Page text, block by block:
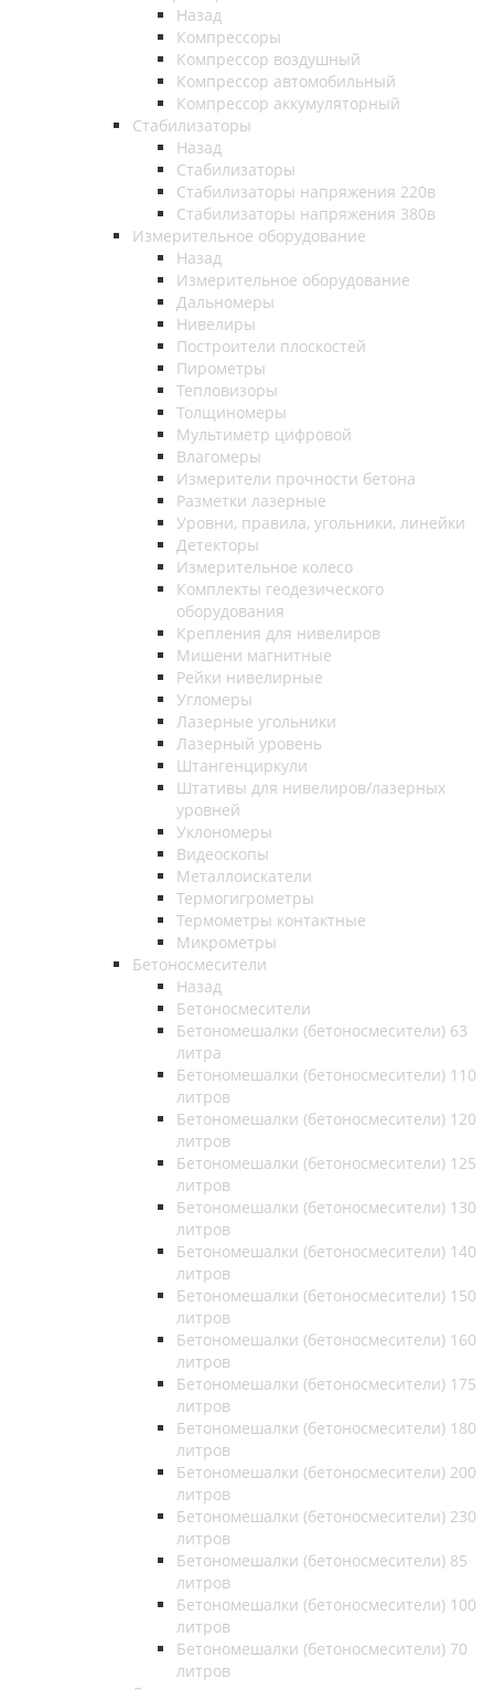
Назад
Компрессоры
Компрессор воздушный
Компрессор автомобильный
Компрессор аккумуляторный
Стабилизаторы
Назад
Стабилизаторы
Стабилизаторы напряжения 220в
Стабилизаторы напряжения 380в
Измерительное оборудование
Назад
Измерительное оборудование
Дальномеры
Нивелиры
Построители плоскостей
Пирометры
Тепловизоры
Толщиномеры
Мультиметр цифровой
Влагомеры
Измерители прочности бетона
Разметки лазерные
Уровни, правила, угольники, линейки
Детекторы
Измерительное колесо
Комплекты геодезического
оборудования
Крепления для нивелиров
Мишени магнитные
Рейки нивелирные
Угломеры
Лазерные угольники
Лазерный уровень
Штангенциркули
Штативы для нивелиров/лазерных
уровней
Уклономеры
Видеоскопы
Металлоискатели
Термогигрометры
Термометры контактные
Микрометры
Бетоносмесители
Назад
Бетоносмесители
Бетономешалки (бетоносмесители) 63
литра
Бетономешалки (бетоносмесители) 110
литров
Бетономешалки (бетоносмесители) 120
литров
Бетономешалки (бетоносмесители) 125
литров
Бетономешалки (бетоносмесители) 130
литров
Бетономешалки (бетоносмесители) 140
литров
Бетономешалки (бетоносмесители) 150
литров
Бетономешалки (бетоносмесители) 160
литров
Бетономешалки (бетоносмесители) 175
литров
Бетономешалки (бетоносмесители) 180
литров
Бетономешалки (бетоносмесители) 200
литров
Бетономешалки (бетоносмесители) 230
литров
Бетономешалки (бетоносмесители) 85
литров
Бетономешалки (бетоносмесители) 100
литров
Бетономешалки (бетоносмесители) 70
литров